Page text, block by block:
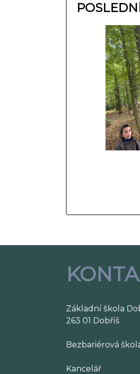
Základní škola
263 01 Dobříš
Bezbariérová
Kancelář